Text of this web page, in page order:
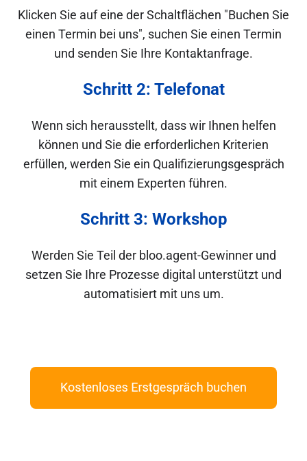
Klicken Sie auf eine der Schaltflächen "Buchen Sie
einen Termin bei uns", suchen Sie einen Termin
und senden Sie Ihre Kontaktanfrage.
Schritt 2: Telefonat
Wenn sich herausstellt, dass wir Ihnen helfen
können und Sie die erforderlichen Kriterien
erfüllen, werden Sie ein Qualifizierungsgespräch
mit einem Experten führen.
Schritt 3: Workshop
Werden Sie Teil der bloo.agent-Gewinner und
setzen Sie Ihre Prozesse digital unterstützt und
automatisiert mit uns um.